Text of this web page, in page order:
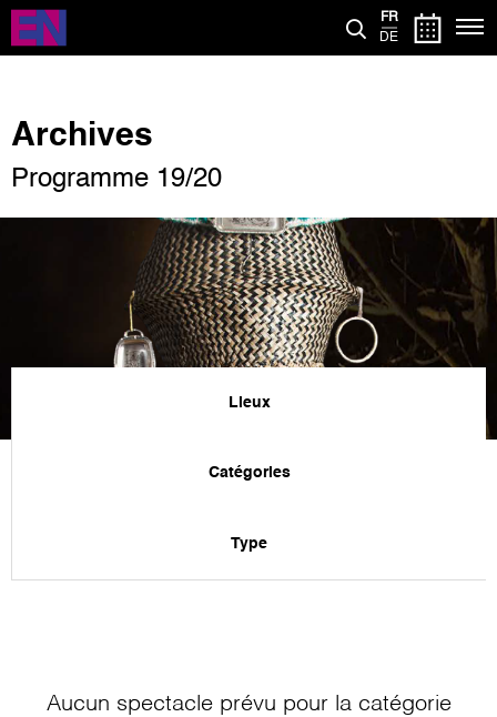
Aller
contenu
FR
DE
Archives
Programme 19/20
Lieux
Catégories
Type
Aucun spectacle prévu pour la catégorie